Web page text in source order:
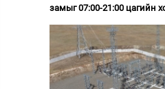
замыг 07:00-21:00 цагийн